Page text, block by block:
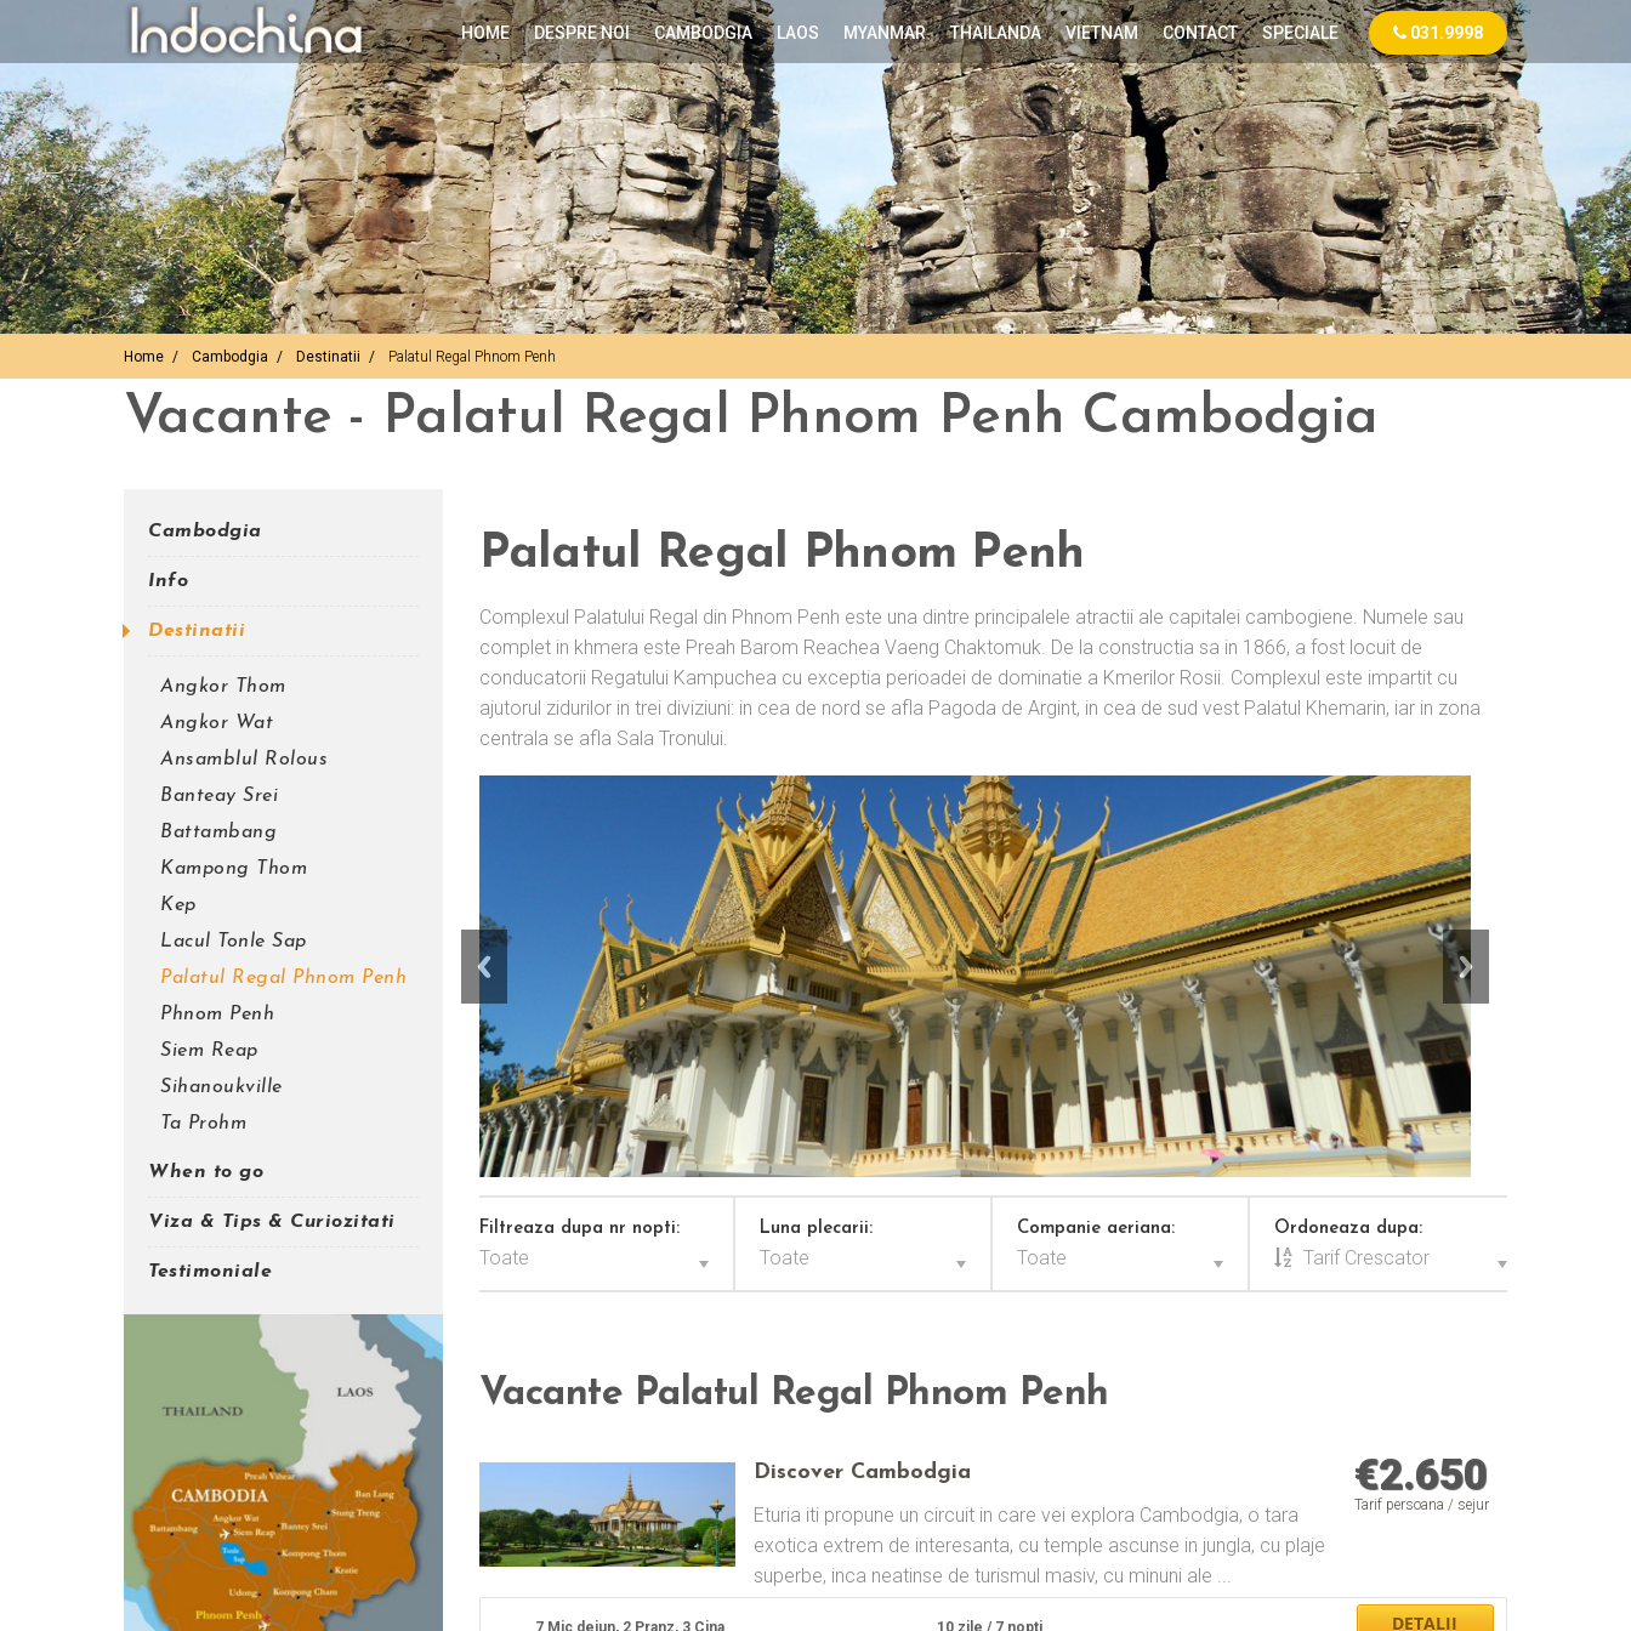
HOME DESPRE NOI CAMBODGIA LAOS MYANMAR THAILANDA VIETNAM CONTACT SPECIALE 031.9998
Home Cambodgia Destinatii Palatul Regal Phnom Penh
Vacante - Palatul Regal Phnom Penh Cambodgia
Cambodgia
Info
Destinatii
Angkor Thom
Angkor Wat
Ansamblul Rolous
Banteay Srei
Battambang
Kampong Thom
Kep
Lacul Tonle Sap
Palatul Regal Phnom Penh
Phnom Penh
Siem Reap
Sihanoukville
Ta Prohm
When to go
Viza & Tips & Curiozitati
Testimoniale
Palatul Regal Phnom Penh
Complexul Palatului Regal din Phnom Penh este una dintre principalele atractii ale capitalei cambogiene. Numele sau
complet in khmera este Preah Barom Reachea Vaeng Chaktomuk. De la constructia sa in 1866, a fost locuit de
conducatorii Regatului Kampuchea cu exceptia perioadei de dominatie a Kmerilor Rosii. Complexul este impartit cu
ajutorul zidurilor in trei diviziuni: in cea de nord se afla Pagoda de Argint, in cea de sud vest Palatul Khemarin, iar in zona
centrala se afla Sala Tronului.
Filtreaza dupa nr nopti:
Toate
Luna plecarii:
Toate
Companie aeriana:
Toate
Ordoneaza dupa:
Tarif Crescator
Vacante Palatul Regal Phnom Penh
Discover Cambodgia
Eturia iti propune un circuit in care vei explora Cambodgia, o tara
exotica extrem de interesanta, cu temple ascunse in jungla, cu plaje
superbe, inca neatinse de turismul masiv, cu minuni ale ...
€2.650
Tarif persoana / sejur
7 Mic dejun, 2 Pranz, 3 Cina 10 zile / 7 nopti